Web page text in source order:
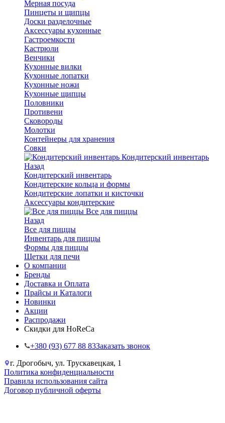
Мерная посуда
Пинцеты и щипцы
Доски разделочные
Аксессуары кухонные
Гастроемкости
Кастрюли
Венчики
Кухонные вилки
Кухонные лопатки
Кухонные ножи
Кухонные щипцы
Половники
Противени
Сковороды
Молотки
Контейнеры для хранения
Совки
Кондитерский инвентарь
Назад
Кондитерский инвентарь
Кондитерские кольца и формы
Кондитерские лопатки и кисточки
Аксессуары кондитерские
Все для пиццы
Назад
Все для пиццы
Инвентарь для пиццы
Формы для пиццы
Щетки для печи
О компании
Бренды
Доставка и Оплата
Прайсы и Каталоги
Новинки
Акции
Распродажи
Скидки для HoReCa
+38‎0 (93) 677 88 83Заказать звонок
г. Дрогобыч, ул. Трускавецкая, 1
Политика конфиденциальности
Правила использования сайта
Договор публичной оферты